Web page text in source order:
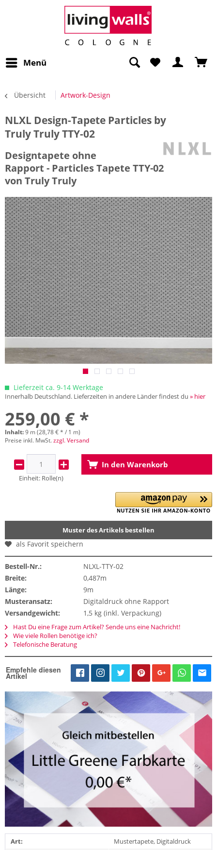
Menü
Übersicht Artwork-Design
NLXL Design-Tapete Particles by
Truly Truly TTY-02
Designtapete ohne
Rapport - Particles Tapete TTY-02
von Truly Truly
Lieferzeit ca. 9-14 Werktage
Innerhalb Deutschland. Lieferzeiten in andere Länder findest du » hier
259,00 € *
Inhalt:9 m (28,78 € * / 1 m)
Preise inkl. MwSt.zzgl. Versand
Einheit: Rolle(n)
In den Warenkorb
Muster des Artikels bestellen
als Favorit speichern
Bestell-Nr.:
NLXL-TTY-02
Breite:
0,487m
Länge:
9m
Musteransatz:
Digitaldruck ohne Rapport
Versandgewicht:
1,5 kg (inkl. Verpackung)
Hast Du eine Frage zum Artikel? Sende uns eine Nachricht!
Wie viele Rollen benötige ich?
Telefonische Beratung
Empfehle diesen
Artikel
Art:
Mustertapete, Digitaldruck